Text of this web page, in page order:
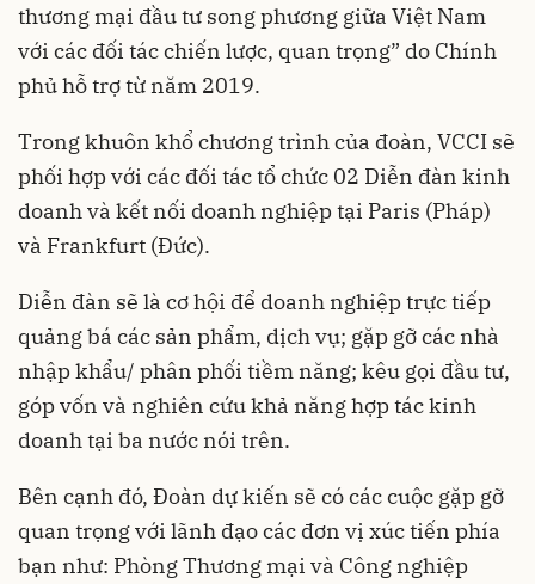
thương mại đầu tư song phương giữa Việt Nam
với các đối tác chiến lược, quan trọng” do Chính
phủ hỗ trợ từ năm 2019.
Trong khuôn khổ chương trình của đoàn, VCCI sẽ
phối hợp với các đối tác tổ chức 02 Diễn đàn kinh
doanh và kết nối doanh nghiệp tại Paris (Pháp)
và Frankfurt (Đức).
Diễn đàn sẽ là cơ hội để doanh nghiệp trực tiếp
quảng bá các sản phẩm, dịch vụ; gặp gỡ các nhà
nhập khẩu/ phân phối tiềm năng; kêu gọi đầu tư,
góp vốn và nghiên cứu khả năng hợp tác kinh
doanh tại ba nước nói trên.
Bên cạnh đó, Đoàn dự kiến sẽ có các cuộc gặp gỡ
quan trọng với lãnh đạo các đơn vị xúc tiến phía
bạn như: Phòng Thương mại và Công nghiệp